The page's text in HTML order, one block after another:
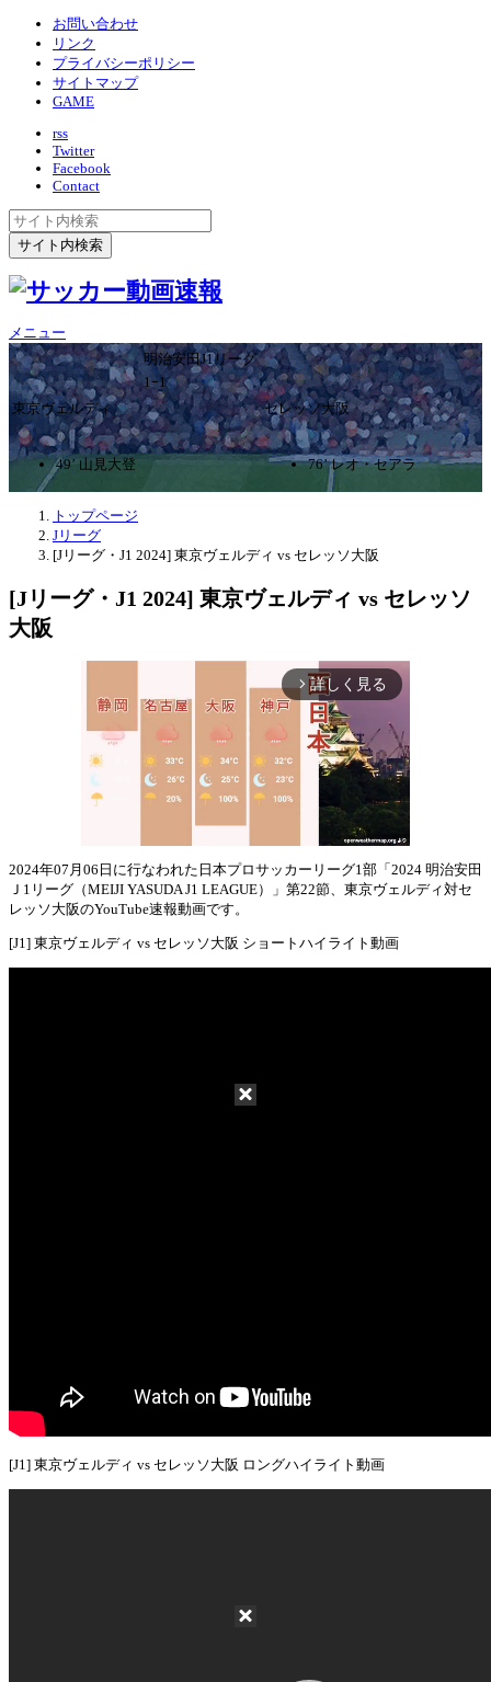
お問い合わせ
リンク
プライバシーポリシー
サイトマップ
GAME
rss
Twitter
Facebook
Contact
メニュー
明治安田J1リーグ
1ｰ1
東京ヴェルディ
セレッソ大阪
49’ 山見大登 76’ レオ・セアラ
トップページ
Jリーグ
[Jリーグ・J1 2024] 東京ヴェルディ vs セレッソ大阪
[Jリーグ・J1 2024] 東京ヴェルディ vs セレッソ
大阪
arrow_forward_ios 詳しく見る
2024年07月06日に行なわれた日本プロサッカーリーグ1部「2024 明治安田
Ｊ1リーグ（MEIJI YASUDA J1 LEAGUE）」第22節、東京ヴェルディ対セ
レッソ大阪のYouTube速報動画です。
[J1] 東京ヴェルディ vs セレッソ大阪 ショートハイライト動画
[J1] 東京ヴェルディ vs セレッソ大阪 ロングハイライト動画